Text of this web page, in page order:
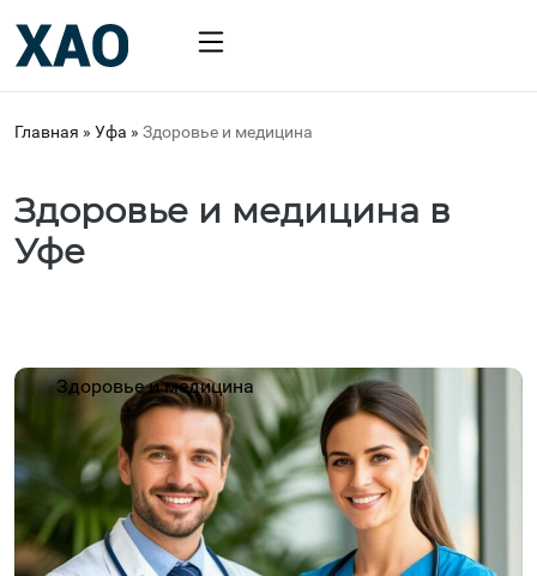
Главная » Уфа » Здоровье и медицина
Здоровье и медицина в
Уфе
Здоровье и медицина